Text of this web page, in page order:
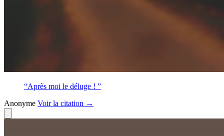
“Après moi le déluge ! ”
Anonyme Voirla citation →